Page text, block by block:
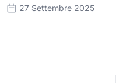
27 Settembre 2025